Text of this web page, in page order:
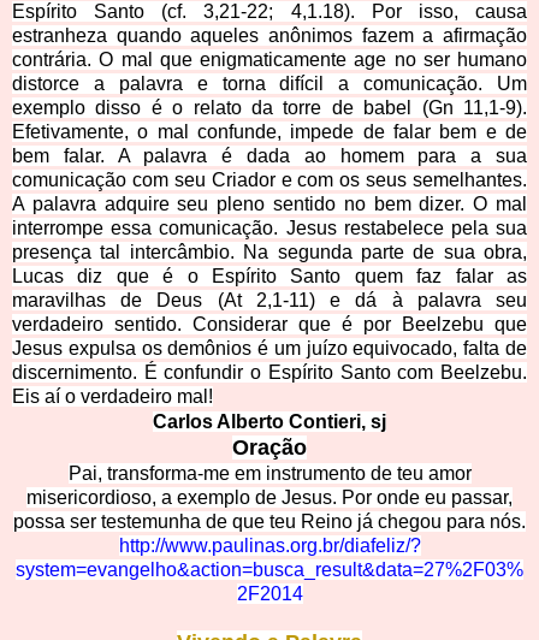
Espírito Santo (cf. 3,21-22; 4,1.18). Por isso, causa
estranheza quando aqueles anônimos fazem a afirmação
contrária. O mal que enigmaticamente age no ser humano
distorce a palavra e torna difícil a comunicação. Um
exemplo disso é o relato da torre de babel (Gn 11,1-9).
Efetivamente, o mal confunde, impede de falar bem e de
bem falar. A palavra é dada ao homem para a sua
comunicação com seu Criador e com os seus semelhantes.
A palavra adquire seu pleno sentido no bem dizer. O mal
interrompe essa comunicação. Jesus restabelece pela sua
presença tal intercâmbio. Na segunda parte de sua obra,
Lucas diz que é o Espírito Santo quem faz falar as
maravilhas de Deus (At 2,1-11) e dá à palavra seu
verdadeiro sentido. Considerar que é por Beelzebu que
Jesus expulsa os demônios é um juízo equivocado, falta de
discernimento. É confundir o Espírito Santo com Beelzebu.
Eis aí o verdadeiro mal!
Carlos Alberto Contieri, sj
Oração
Pai, transforma-me em instrumento de teu amor
misericordioso, a exemplo de Jesus. Por onde eu passar,
possa ser testemunha de que teu Reino já chegou para nós.
http://www.paulinas.org.br/diafeliz/?
system=evangelho&action=busca_result&data=27%2F03%
2F2014